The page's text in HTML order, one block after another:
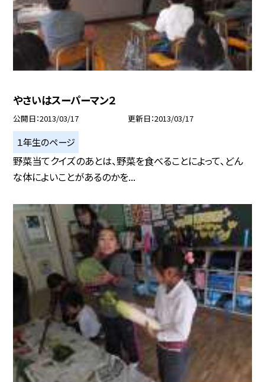
やさいはスーパーマン２
公開日 2013/03/17 更新日 2013/03/17
１年生のページ
野菜当てクイズのあとは、野菜を食べることによって、どん
な体によいことがあるのかを...